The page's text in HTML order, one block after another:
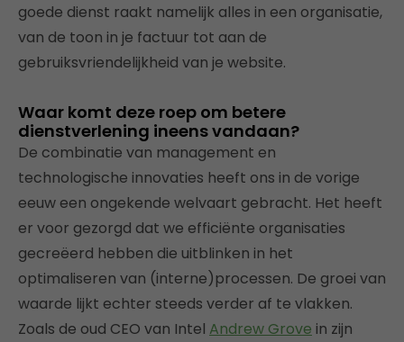
goede dienst raakt namelijk alles in een organisatie,
van de toon in je factuur tot aan de
gebruiksvriendelijkheid van je website.
Waar komt deze roep om betere
dienstverlening ineens vandaan?
De combinatie van management en
technologische innovaties heeft ons in de vorige
eeuw een ongekende welvaart gebracht. Het heeft
er voor gezorgd dat we efficiënte organisaties
gecreëerd hebben die uitblinken in het
optimaliseren van (interne)processen. De groei van
waarde lijkt echter steeds verder af te vlakken.
Zoals de oud CEO van Intel Andrew Grove in zijn